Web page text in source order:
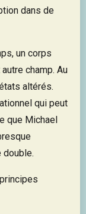
dans de
un corps
champ. Au
altérés.
qui peut
que Michael
double.